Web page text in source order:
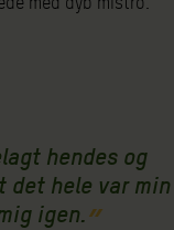
hendes og
det hele var min
igen.